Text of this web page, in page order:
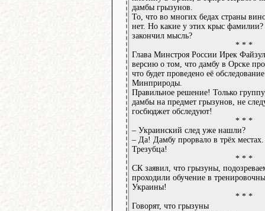
дамбы грызунов.
То, что во многих бедах страны
нет. Но какие у этих крыс
закончил мысль?
* * *
Глава Минстроя России Ирек
версию о том, что дамбу в Орске
что будет проведено её
Минприроды.
Правильное решение! Только
дамбы на предмет грызунов, не
госбюджет обследуют!
* * *
– Украинский след уже нашли?
– Да! Дамбу прорвало в трёх
Трезубца!
* * *
СК заявил, что грызуны,
проходили обучение в
Украины!
* * *
Говорят, что грызуны